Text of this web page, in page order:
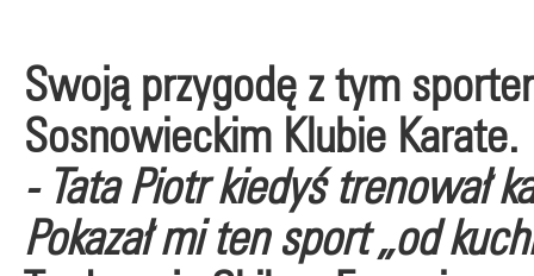
Swoją przygodę z tym
Sosnowieckim Klubie Karate.
- Tata Piotr kiedyś trenował
Pokazał mi ten sport „od